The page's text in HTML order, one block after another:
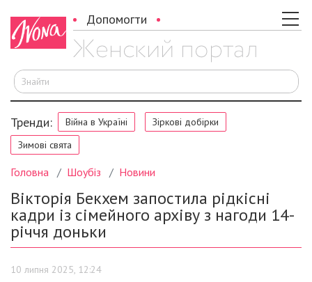
Допомогти
Тренди: Війна в Україні
Зіркові добірки
Зимові свята
Головна Шоубіз Новини
Вікторія Бекхем запостила рідкісні
кадри із сімейного архіву з нагоди 14-
річчя доньки
10 липня 2025, 12:24